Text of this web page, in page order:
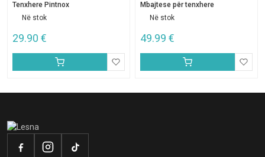
Tenxhere Pintnox
Në stok
29.90 €
Mbajtese për tenxhere
Në stok
49.99 €